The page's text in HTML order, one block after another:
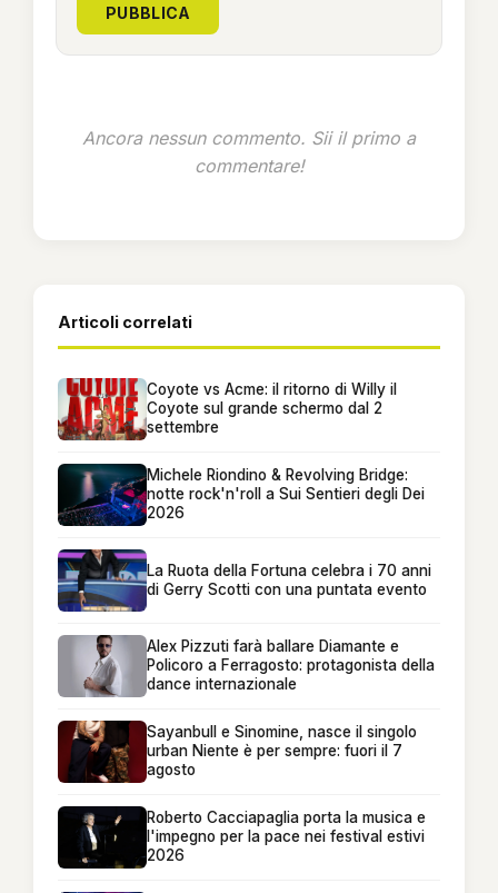
PUBBLICA
Ancora nessun commento. Sii il primo a
commentare!
Articoli correlati
Coyote vs Acme: il ritorno di Willy il
Coyote sul grande schermo dal 2
settembre
Michele Riondino & Revolving Bridge:
notte rock'n'roll a Sui Sentieri degli Dei
2026
La Ruota della Fortuna celebra i 70 anni
di Gerry Scotti con una puntata evento
Alex Pizzuti farà ballare Diamante e
Policoro a Ferragosto: protagonista della
dance internazionale
Sayanbull e Sinomine, nasce il singolo
urban Niente è per sempre: fuori il 7
agosto
Roberto Cacciapaglia porta la musica e
l'impegno per la pace nei festival estivi
2026